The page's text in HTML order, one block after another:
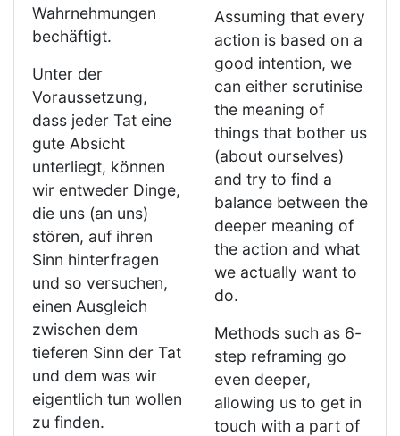
Wahrnehmungen
bechäftigt.
Unter der
Voraussetzung,
dass jeder Tat eine
gute Absicht
unterliegt, können
wir entweder Dinge,
die uns (an uns)
stören, auf ihren
Sinn hinterfragen
und so versuchen,
einen Ausgleich
zwischen dem
tieferen Sinn der Tat
und dem was wir
eigentlich tun wollen
zu finden.
Assuming that every
action is based on a
good intention, we
can either scrutinise
the meaning of
things that bother us
(about ourselves)
and try to find a
balance between the
deeper meaning of
the action and what
we actually want to
do.
Methods such as 6-
step reframing go
even deeper,
allowing us to get in
touch with a part of